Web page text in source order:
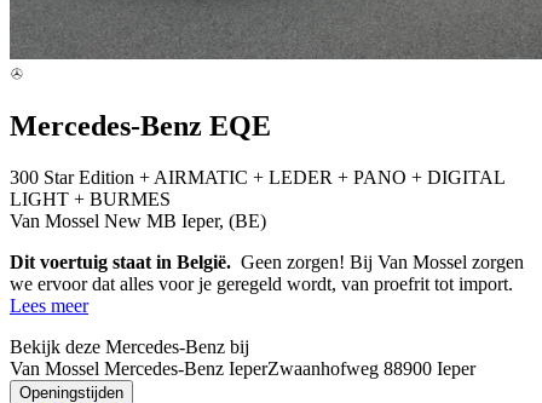
Mercedes-Benz EQE
300 Star Edition + AIRMATIC + LEDER + PANO + DIGITAL
LIGHT + BURMES
Van Mossel New MB Ieper, (BE)
Dit voertuig staat in België. Geen zorgen! Bij Van Mossel zorgen
we ervoor dat alles voor je geregeld wordt, van proefrit tot import.
Lees meer
Bekijk deze Mercedes-Benz bij
Van Mossel Mercedes-Benz IeperZwaanhofweg 88900 Ieper
Openingstijden